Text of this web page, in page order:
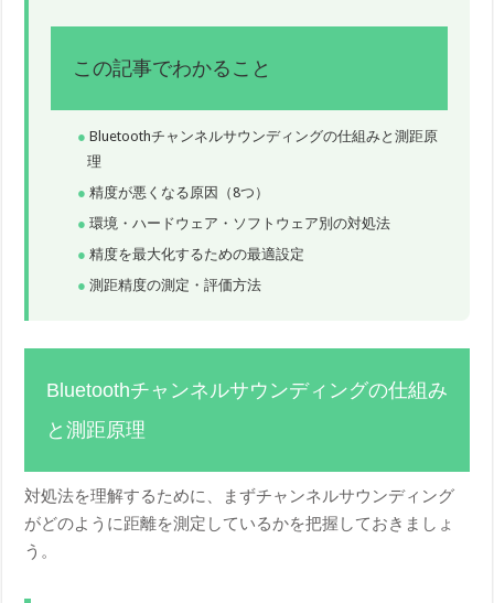
この記事でわかること
Bluetoothチャンネルサウンディングの仕組みと測距原
理
精度が悪くなる原因（8つ）
環境・ハードウェア・ソフトウェア別の対処法
精度を最大化するための最適設定
測距精度の測定・評価方法
Bluetoothチャンネルサウンディングの仕組み
と測距原理
対処法を理解するために、まずチャンネルサウンディング
がどのように距離を測定しているかを把握しておきましょ
う。